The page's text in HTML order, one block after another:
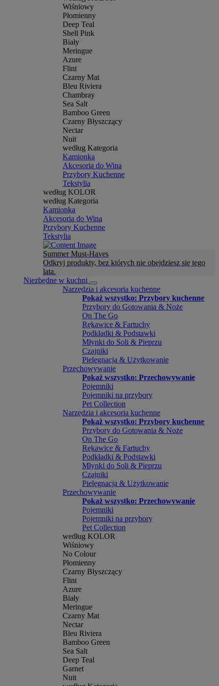
Wiśniowy
Płomienny
Deep Teal
Shell Pink
Biały
Meringue
Azure
Flint
Czarny Mat
Bleu Riviera
Chambray
Sea Salt
Bamboo Green
Czarny Błyszczący
Nectar
Nuit
według Kategoria
Kamionka
Akcesoria do Wina
Przybory Kuchenne
Tekstylia
według KOLOR
według Kategoria
Kamionka
Akcesoria do Wina
Przybory Kuchenne
Tekstylia
Summer Must-Haves
Odkryj produkty, bez których nie obejdziesz się tego
lata.
Niezbędne w kuchni
Narzędzia i akcesoria kuchenne
Pokaż wszystko: Przybory kuchenne
Przybory do Gotowania & Noże
On The Go
Rękawice & Fartuchy
Podkładki & Podstawki
Młynki do Soli & Pieprzu
Czajniki
Pielęgnacja & Użytkowanie
Przechowywanie
Pokaż wszystko: Przechowywanie
Pojemniki
Pojemniki na przybory
Pet Collection
Narzędzia i akcesoria kuchenne
Pokaż wszystko: Przybory kuchenne
Przybory do Gotowania & Noże
On The Go
Rękawice & Fartuchy
Podkładki & Podstawki
Młynki do Soli & Pieprzu
Czajniki
Pielęgnacja & Użytkowanie
Przechowywanie
Pokaż wszystko: Przechowywanie
Pojemniki
Pojemniki na przybory
Pet Collection
według KOLOR
Wiśniowy
No Colour
Płomienny
Czarny Błyszczący
Flint
Azure
Biały
Meringue
Czarny Mat
Nectar
Bleu Riviera
Bamboo Green
Sea Salt
Deep Teal
Garnet
Nuit